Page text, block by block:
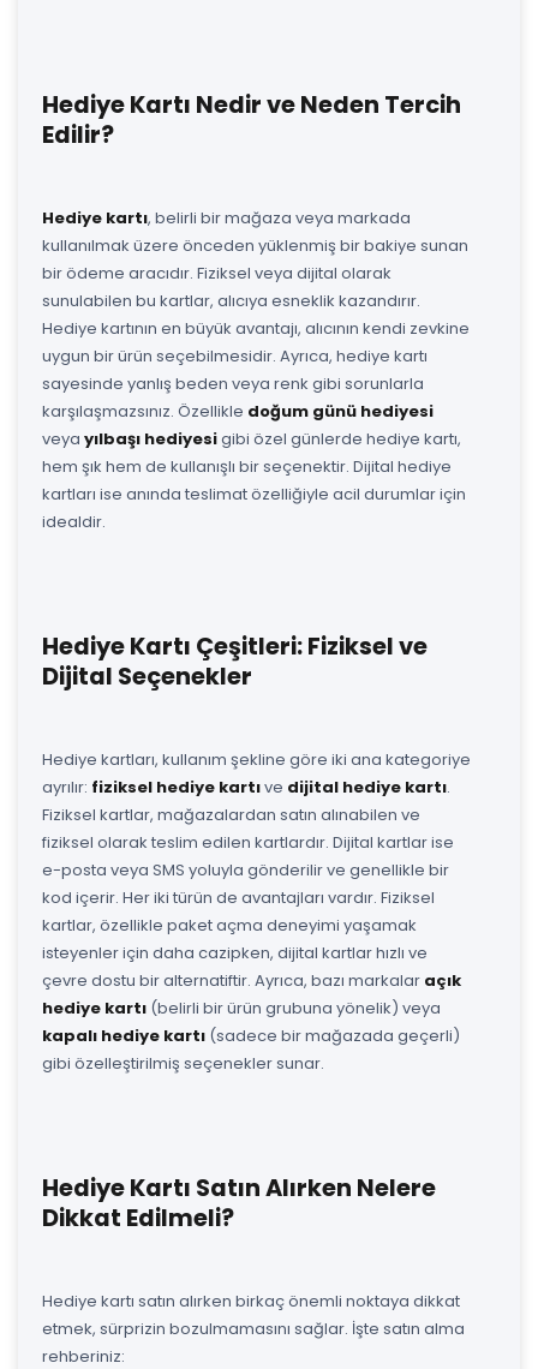
Hediye Kartı Nedir ve Neden Tercih
Edilir?
Hediye kartı, belirli bir mağaza veya markada
kullanılmak üzere önceden yüklenmiş bir bakiye sunan
bir ödeme aracıdır. Fiziksel veya dijital olarak
sunulabilen bu kartlar, alıcıya esneklik kazandırır.
Hediye kartının en büyük avantajı, alıcının kendi zevkine
uygun bir ürün seçebilmesidir. Ayrıca, hediye kartı
sayesinde yanlış beden veya renk gibi sorunlarla
karşılaşmazsınız. Özellikle doğum günü hediyesi
veya yılbaşı hediyesigibi özel günlerde hediye kartı,
hem şık hem de kullanışlı bir seçenektir. Dijital hediye
kartları ise anında teslimat özelliğiyle acil durumlar için
idealdir.
Hediye Kartı Çeşitleri: Fiziksel ve
Dijital Seçenekler
Hediye kartları, kullanım şekline göre iki ana kategoriye
ayrılır: fiziksel hediye kartıve dijital hediye kartı.
Fiziksel kartlar, mağazalardan satın alınabilen ve
fiziksel olarak teslim edilen kartlardır. Dijital kartlar ise
e-posta veya SMS yoluyla gönderilir ve genellikle bir
kod içerir. Her iki türün de avantajları vardır. Fiziksel
kartlar, özellikle paket açma deneyimi yaşamak
isteyenler için daha cazipken, dijital kartlar hızlı ve
çevre dostu bir alternatiftir. Ayrıca, bazı markalar açık
hediye kartı (belirli bir ürün grubuna yönelik) veya
kapalı hediye kartı (sadece bir mağazada geçerli)
gibi özelleştirilmiş seçenekler sunar.
Hediye Kartı Satın Alırken Nelere
Dikkat Edilmeli?
Hediye kartı satın alırken birkaç önemli noktaya dikkat
etmek, sürprizin bozulmamasını sağlar. İşte satın alma
rehberiniz: